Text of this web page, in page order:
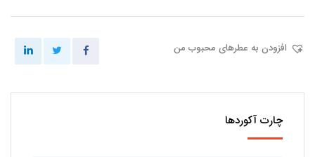
افزودن به عطرهای محبوب من
چارت آکوردها